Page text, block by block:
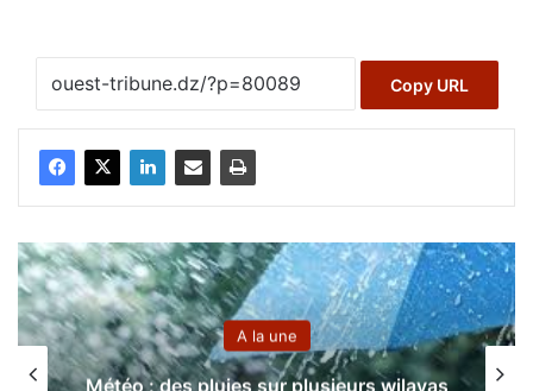
Copy URL
A la une
Météo : des pluies sur plusieurs wilayas